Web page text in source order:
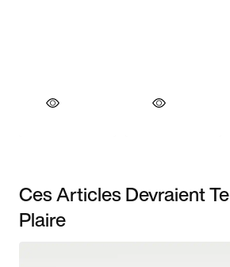
Ces Articles Devraient Te
Plaire